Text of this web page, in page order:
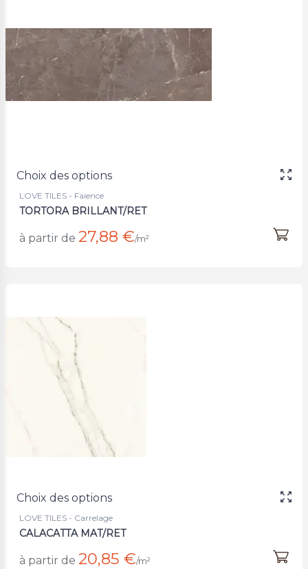
Choix des options
LOVE TILES - Faience
TORTORA BRILLANT/RET
à partir de 27,88 €/m²
Choix des options
LOVE TILES - Carrelage
CALACATTA MAT/RET
à partir de 20,85 €/m²